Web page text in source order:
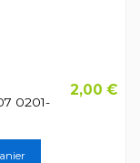
0201-
2,00 €